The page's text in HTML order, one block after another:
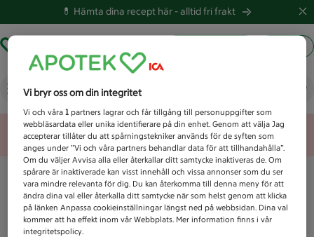
💊 Hämta dina recept här -alltid fri frakt
Vad letar du efter idag?
Unknown error
Vi bryr oss om din integritet
Vi och våra1 partners lagrar och får tillgång till personuppgifter som
webbläsardata eller unika identifierare på din enhet. Genom att välja Jag
accepterar tillåter du att spårningstekniker används för de syften som
anges under ”Vi och våra partners behandlar data för att tillhandahålla”.
Om du väljer Avvisa alla eller återkallar ditt samtycke inaktiveras de. Om
spårare är inaktiverade kan visst innehåll och vissa annonser som du ser
vara mindre relevanta för dig. Du kan återkomma till denna meny för att
ändra dina val eller återkalla ditt samtycke när som helst genom att klicka
på länken Anpassa cookieinställningar längst ned på webbsidan. Dina val
kommer att ha effekt inom vår Webbplats. Mer information finns i vår
integritetspolicy.